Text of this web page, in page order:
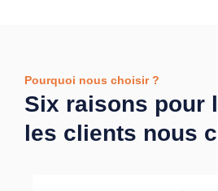
Pourquoi nous choisir ?
Six raisons pour
les clients nous